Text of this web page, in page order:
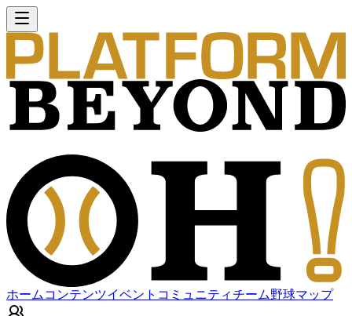
ホーム コンテンツイベント コミュニティチーム野球マップ